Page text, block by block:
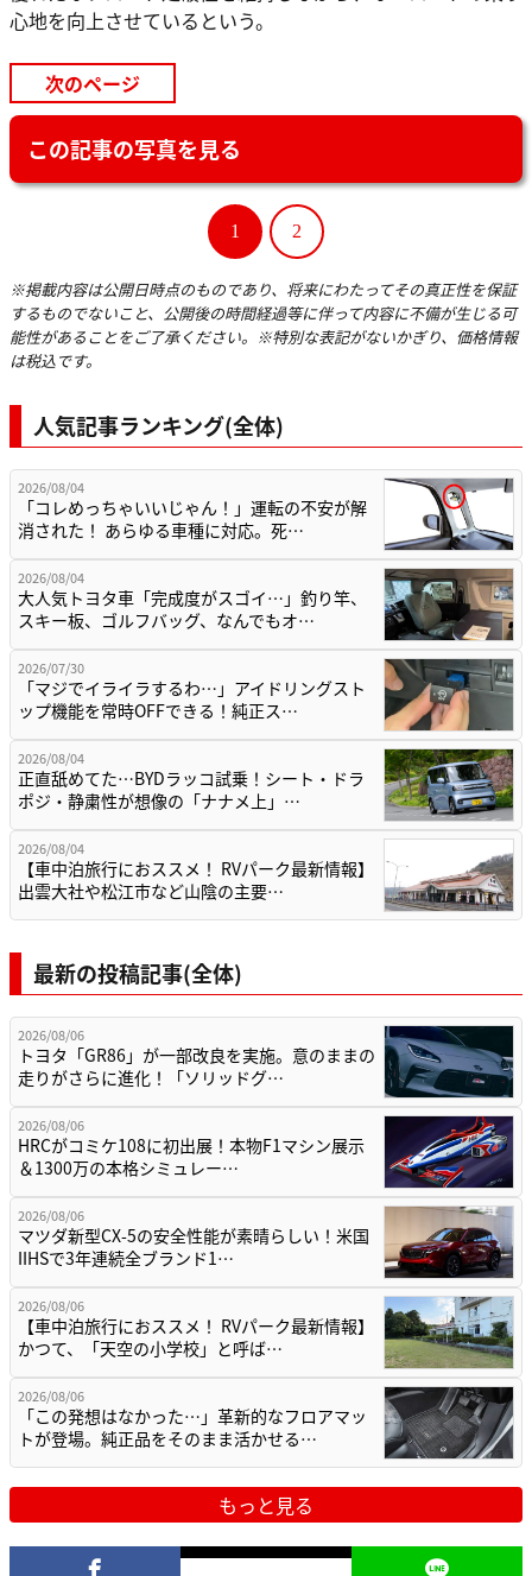
心地を向上させているという。
次のページ
この記事の写真を見る
1 2
※掲載内容は公開日時点のものであり、将来にわたってその真正性を保証
するものでないこと、公開後の時間経過等に伴って内容に不備が生じる可
能性があることをご了承ください。※特別な表記がないかぎり、価格情報
は税込です。
人気記事ランキング(全体)
2026/08/04
「コレめっちゃいいじゃん！」運転の不安が解
消された！ あらゆる車種に対応。死…
2026/08/04
大人気トヨタ車「完成度がスゴイ…」釣り竿、
スキー板、ゴルフバッグ、なんでもオ…
2026/07/30
「マジでイライラするわ…」アイドリングスト
ップ機能を常時OFFできる！純正ス…
2026/08/04
正直舐めてた…BYDラッコ試乗！シート・ドラ
ポジ・静粛性が想像の「ナナメ上」…
2026/08/04
【車中泊旅行におススメ！ RVパーク最新情報】
出雲大社や松江市など山陰の主要…
最新の投稿記事(全体)
2026/08/06
トヨタ「GR86」が一部改良を実施。意のままの
走りがさらに進化！「ソリッドグ…
2026/08/06
HRCがコミケ108に初出展！本物F1マシン展示
＆1300万の本格シミュレー…
2026/08/06
マツダ新型CX-5の安全性能が素晴らしい！米国
IIHSで3年連続全ブランド1…
2026/08/06
【車中泊旅行におススメ！ RVパーク最新情報】
かつて、「天空の小学校」と呼ば…
2026/08/06
「この発想はなかった…」革新的なフロアマッ
トが登場。純正品をそのまま活かせる…
もっと見る